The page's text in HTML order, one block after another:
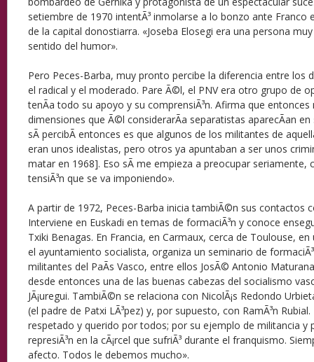
setiembre de 1970 intentÃ³ inmolarse a lo bonzo ante Franco
de la capital donostiarra. «Joseba Elosegi era una persona
sentido del humor».
Pero Peces-Barba, muy pronto percibe la diferencia entre los
el radical y el moderado. Pare Ã©l, el PNV era otro grupo de
tenÃ­a todo su apoyo y su comprensiÃ³n. Afirma que entonces
dimensiones que Ã©l considerarÃ­a separatistas aparecÃ­an
sÃ­ percibÃ­ entonces es que algunos de los militantes de
eran unos idealistas, pero otros ya apuntaban a ser unos
matar en 1968]. Eso sÃ­ me empieza a preocupar seriamente,
tensiÃ³n que se va imponiendo».
A partir de 1972, Peces-Barba inicia tambiÃ©n sus contactos
Interviene en Euskadi en temas de formaciÃ³n y conoce
Txiki Benagas. En Francia, en Carmaux, cerca de Toulouse,
el ayuntamiento socialista, organiza un seminario de
militantes del PaÃ­s Vasco, entre ellos JosÃ© Antonio
desde entonces una de las buenas cabezas del socialismo
JÃ¡uregui. TambiÃ©n se relaciona con NicolÃ¡s Redondo
(el padre de Patxi LÃ³pez) y, por supuesto, con RamÃ³n
respetado y querido por todos; por su ejemplo de militancia y
represiÃ³n en la cÃ¡rcel que sufriÃ³ durante el franquismo.
afecto. Todos le debemos mucho».